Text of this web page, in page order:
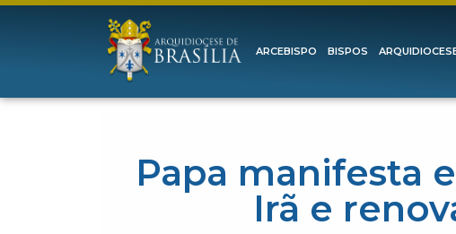
ARCEBISPO BISPOS
Papa manifesta
Irã e